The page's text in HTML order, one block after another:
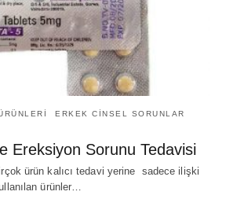
ERKEK CINSEL SORUNLAR
Ereksiyon Sorunu Tedavisi
ürün kalıcı tedavi yerine sadece ilişki
ürünler…